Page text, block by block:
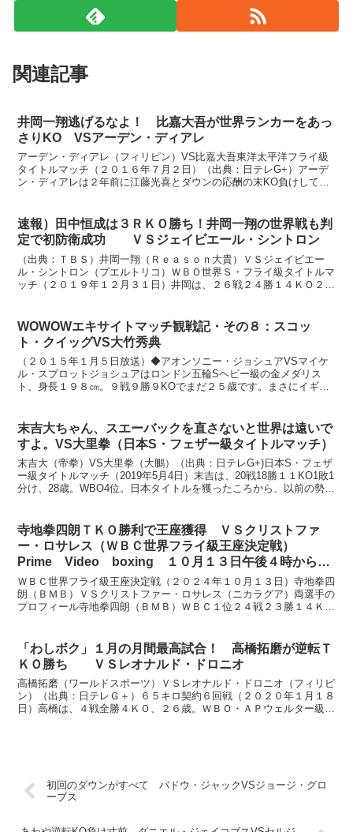
関連記事
井岡一翔逃げるなよ！ 比嘉大吾が世界ランカーをあっ
さりKO VSアーデン・ディアレ
アーデン・ディアレ（フィリピン）VS比嘉大吾東洋太平洋フライ級
タイトルマッチ（２０１６年７月２日）（出典：日テレG+）アーデ
ン・ディアレは２年前に江藤光喜とダウンの応酬の末KO負けしてい
速報）田中恒成は３ＲＫＯ勝ち！井岡一翔の世界戦も判
定で初防衛成功 ＶＳジェイビエール・シントロン
（出典：ＴＢＳ）井岡一翔（Ｒｅａｓｏｎ大貴）ＶＳジェイビエー
ル・シントロン（プエルトリコ）ＷＢＯ世界Ｓ・フライ級タイトルマ
ッチ（２０１９年１２月３１日）井岡は、２６戦２４勝１４ＫＯ２
WOWOWエキサイトマッチ観戦記・その８：スコッ
ト・クイッグVS大竹秀典
（２０１５年１月５日放送）◆アオンソニー・ジョシュアVSマイケ
ル・スプロットジョシュアはロンドン五輪Sヘビー級の金メダリス
ト、身長１９８㎝。９戦９勝９KOでまだ２５歳です。まさにイギリ
末吉大ちゃん、スエーバックを直さないと世界は遠いで
すよ。VS大里拳（日本S・フェザー級タイトルマッチ）
末吉大（帝拳）VS大里拳（大鵬）（出典：日テレG+)日本S・フェザ
ー級タイトルマッチ（2019年5月4日）末吉は、20戦18勝１１KO1敗1
分け、28歳。WBO4位。日本タイトルを獲ったころから、以前の勢い
寺地拳四朗ＴＫＯ勝利で王座獲得 ＶＳクリストファ
ー・ロサレス（ＷＢＣ世界フライ級王座決定戦）
Prime Video boxing １０月１３日午後４時から生
配信
ＷＢＣ世界フライ級王座決定戦（２０２４年１０月１３日）寺地拳四
朗（ＢＭＢ）ＶＳクリストファー・ロサレス（ニカラグア）両選手の
プロフィール寺地拳四朗（ＢＭＢ）ＷＢＣ１位２４戦２３勝１４ＫＯ
「わしボク」１月の月間最高試合！ 高橋拓磨が逆転Ｔ
ＫＯ勝ち ＶＳレオナルド・ドロニオ
高橋拓磨（ワールドスポーツ）ＶＳレオナルド・ドロニオ（フィリピ
ン）（出典：日テレＧ＋）６５キロ契約６回戦（２０２０年１月１８
日）高橋は、４戦全勝４ＫＯ、２６歳。ＷＢＯ・ＡＰウェルター級８
初回のダウンがすべて バドウ・ジャックVSジョージ・グロ
ーブス